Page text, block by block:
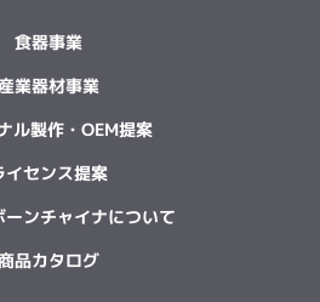
食器事業
業器材事業
ル製作・OEM提案
イセンス提案
ーンチャイナについて
品カタログ